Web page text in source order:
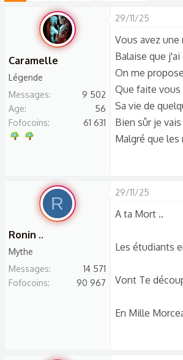
d
a
d
i
o
n
d
e
Caramelle
Légende
Messages
9 502
Age
56
Fofocoins
61 631
29/11/25
Vous avez
Balaise que
On me
Que faite vous
Sa vie de
Bien sûr je
Malgré que
R
Ronin ..
Mythe
Messages
14 571
Fofocoins
90 967
29/11/25
A ta Mort ..
Les étudiants
Vont Te
En Mille